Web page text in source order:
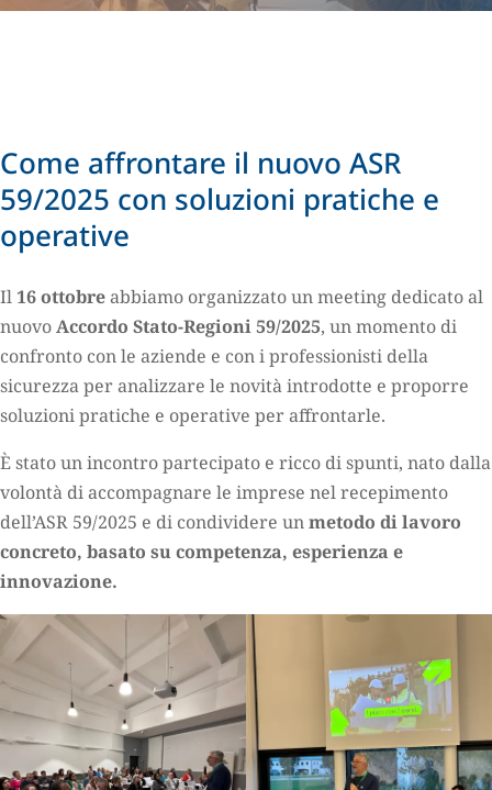
Come affrontare il nuovo ASR
59/2025 con soluzioni pratiche e
operative
Il 16 ottobreabbiamo organizzato un meeting dedicato al
nuovoAccordo Stato-Regioni 59/2025, un momento di
confronto con le aziende e con i professionisti della
sicurezza per analizzare le novità introdotte e proporre
soluzioni pratiche e operative per affrontarle.
È stato un incontro partecipato e ricco di spunti, nato dalla
volontà di accompagnare le imprese nel recepimento
dell’ASR 59/2025 e di condividere unmetodo di lavoro
concreto, basato su competenza, esperienza e
innovazione.